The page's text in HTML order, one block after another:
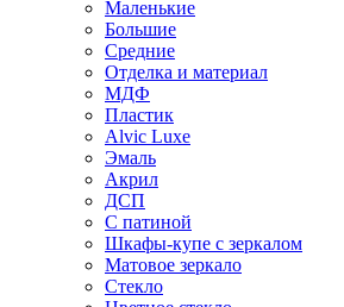
Маленькие
Большие
Средние
Отделка и материал
МДФ
Пластик
Alvic Luxe
Эмаль
Акрил
ДСП
С патиной
Шкафы-купе с зеркалом
Матовое зеркало
Стекло